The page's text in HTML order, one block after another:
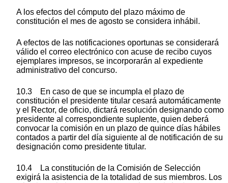
A los efectos del cómputo del plazo máximo de
constitución el mes de agosto se considera inhábil.
A efectos de las notificaciones oportunas se considerará
válido el correo electrónico con acuse de recibo cuyos
ejemplares impresos, se incorporarán al expediente
administrativo del concurso.
10.3 En caso de que se incumpla el plazo de
constitución el presidente titular cesará automáticamente
y el Rector, de oficio, dictará resolución designando como
presidente al correspondiente suplente, quien deberá
convocar la comisión en un plazo de quince días hábiles
contados a partir del día siguiente al de notificación de su
designación como presidente titular.
10.4 La constitución de la Comisión de Selección
exigirá la asistencia de la totalidad de sus miembros. Los